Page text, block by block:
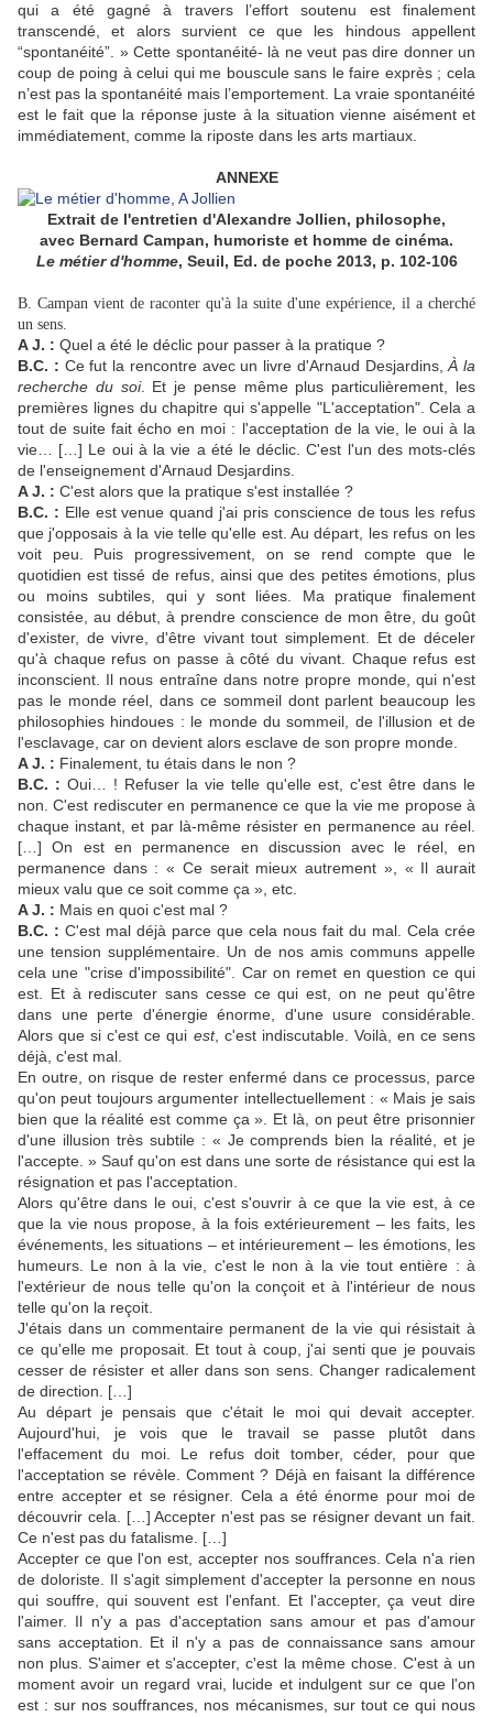
qui a été gagné à travers l’effort soutenu est finalement
transcendé, et alors survient ce que les hindous appellent
“spontanéité”. » Cette spontanéité- là ne veut pas dire donner un
coup de poing à celui qui me bouscule sans le faire exprès ; cela
n’est pas la spontanéité mais l’emportement. La vraie spontanéité
est le fait que la réponse juste à la situation vienne aisément et
immédiatement, comme la riposte dans les arts martiaux.
ANNEXE
Extrait de l'entretien d'Alexandre Jollien, philosophe,
avec Bernard Campan, humoriste et homme de cinéma.
Le métier d'homme, Seuil, Ed. de poche 2013, p. 102-106
B. Campan vient de raconter qu'à la suite d'une expérience, il a cherché
un sens.
A J. : Quel a été le déclic pour passer à la pratique ?
B.C. : Ce fut la rencontre avec un livre d'Arnaud Desjardins,À la
recherche du soi. Et je pense même plus particulièrement, les
premières lignes du chapitre qui s'appelle "L'acceptation". Cela a
tout de suite fait écho en moi : l'acceptation de la vie, le oui à la
vie… […] Le oui à la vie a été le déclic. C'est l'un des mots-clés
de l'enseignement d'Arnaud Desjardins.
A J. : C'est alors que la pratique s'est installée ?
B.C. : Elle est venue quand j'ai pris conscience de tous les refus
que j'opposais à la vie telle qu'elle est. Au départ, les refus on les
voit peu. Puis progressivement, on se rend compte que le
quotidien est tissé de refus, ainsi que des petites émotions, plus
ou moins subtiles, qui y sont liées. Ma pratique finalement
consistée, au début, à prendre conscience de mon être, du goût
d'exister, de vivre, d'être vivant tout simplement. Et de déceler
qu'à chaque refus on passe à côté du vivant. Chaque refus est
inconscient. Il nous entraîne dans notre propre monde, qui n'est
pas le monde réel, dans ce sommeil dont parlent beaucoup les
philosophies hindoues : le monde du sommeil, de l'illusion et de
l'esclavage, car on devient alors esclave de son propre monde.
A J. : Finalement, tu étais dans le non ?
B.C. : Oui… ! Refuser la vie telle qu'elle est, c'est être dans le
non. C'est rediscuter en permanence ce que la vie me propose à
chaque instant, et par là-même résister en permanence au réel.
[…] On est en permanence en discussion avec le réel, en
permanence dans : « Ce serait mieux autrement », « Il aurait
mieux valu que ce soit comme ça », etc.
A J. : Mais en quoi c'est mal ?
B.C. : C'est mal déjà parce que cela nous fait du mal. Cela crée
une tension supplémentaire. Un de nos amis communs appelle
cela une "crise d'impossibilité". Car on remet en question ce qui
est. Et à rediscuter sans cesse ce qui est, on ne peut qu'être
dans une perte d'énergie énorme, d'une usure considérable.
Alors que si c'est ce qui est, c'est indiscutable. Voilà, en ce sens
déjà, c'est mal.
En outre, on risque de rester enfermé dans ce processus, parce
qu'on peut toujours argumenter intellectuellement : « Mais je sais
bien que la réalité est comme ça ». Et là, on peut être prisonnier
d'une illusion très subtile : « Je comprends bien la réalité, et je
l'accepte. » Sauf qu'on est dans une sorte de résistance qui est la
résignation et pas l'acceptation.
Alors qu'être dans le oui, c'est s'ouvrir à ce que la vie est, à ce
que la vie nous propose, à la fois extérieurement – les faits, les
événements, les situations – et intérieurement – les émotions, les
humeurs. Le non à la vie, c'est le non à la vie tout entière : à
l'extérieur de nous telle qu'on la conçoit et à l'intérieur de nous
telle qu'on la reçoit.
J'étais dans un commentaire permanent de la vie qui résistait à
ce qu'elle me proposait. Et tout à coup, j'ai senti que je pouvais
cesser de résister et aller dans son sens. Changer radicalement
de direction. […]
Au départ je pensais que c'était le moi qui devait accepter.
Aujourd'hui, je vois que le travail se passe plutôt dans
l'effacement du moi. Le refus doit tomber, céder, pour que
l'acceptation se révèle. Comment ? Déjà en faisant la différence
entre accepter et se résigner. Cela a été énorme pour moi de
découvrir cela. […] Accepter n'est pas se résigner devant un fait.
Ce n'est pas du fatalisme. […]
Accepter ce que l'on est, accepter nos souffrances. Cela n'a rien
de doloriste. Il s'agit simplement d'accepter la personne en nous
qui souffre, qui souvent est l'enfant. Et l'accepter, ça veut dire
l'aimer. Il n'y a pas d'acceptation sans amour et pas d'amour
sans acceptation. Et il n'y a pas de connaissance sans amour
non plus. S'aimer et s'accepter, c'est la même chose. C'est à un
moment avoir un regard vrai, lucide et indulgent sur ce que l'on
est : sur nos souffrances, nos mécanismes, sur tout ce qui nous